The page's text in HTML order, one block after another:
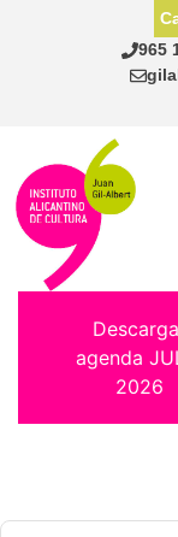
965
agenda
2026